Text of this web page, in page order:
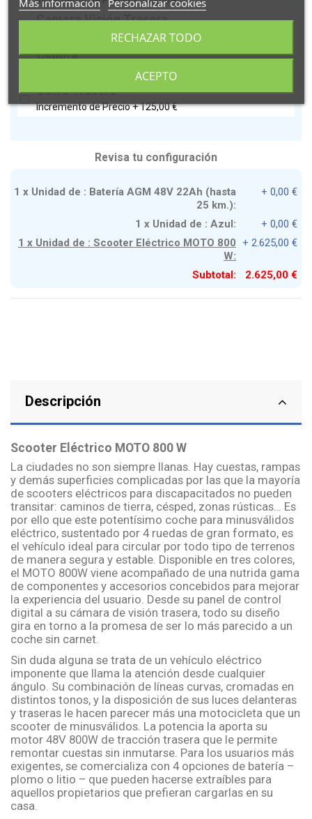
Camara Visión Trasera
Incremento de Precio +179,00 €
Capota
Incremento de Precio + 199,00 €
Cofre Trasero
Incremento de Precio +125,00 €
Revisa tu configuración
1 x Unidad de : Batería AGM 48V 22Ah (hasta
25 km.):
+ 0,00 €
1 x Unidad de : Azul:
+ 0,00 €
1 x Unidad de : Scooter Eléctrico MOTO 800
W:
+ 2.625,00 €
Subtotal: 2.625,00 €
Descripción
Scooter Eléctrico MOTO 800 W
La ciudades no son siempre llanas. Hay cuestas, rampas
y demás superficies complicadas por las que la mayoría
de scooters eléctricos para discapacitados no pueden
transitar: caminos de tierra, césped, zonas rústicas… Es
por ello que este potentísimo coche para minusválidos
eléctrico, sustentado por 4 ruedas de gran formato, es
el vehículo ideal para circular por todo tipo de terrenos
de manera segura y estable. Disponible en tres colores,
el MOTO 800W viene acompañado de una nutrida gama
de componentes y accesorios concebidos para mejorar
la experiencia del usuario. Desde su panel de control
digital a su cámara de visión trasera, todo su diseño
gira en torno a la promesa de ser lo más parecido a un
coche sin carnet.
Sin duda alguna se trata de un vehículo eléctrico
imponente que llama la atención desde cualquier
ángulo. Su combinación de líneas curvas, cromadas en
distintos tonos, y la disposición de sus luces delanteras
y traseras le hacen parecer más una motocicleta que un
scooter de minusválidos. La potencia la aporta su
motor 48V 800W de tracción trasera que le permite
remontar cuestas sin inmutarse. Para los usuarios más
exigentes, se comercializa con 4 opciones de batería –
plomo o litio – que pueden hacerse extraíbles para
aquellos propietarios que prefieran cargarlas en su
casa.
RECHAZAR TODO
ACEPTO